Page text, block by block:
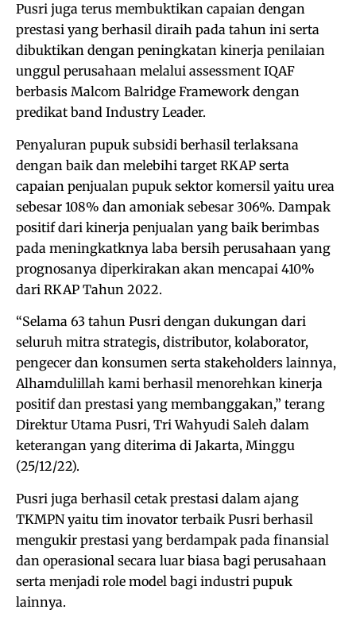
Pusri juga terus membuktikan capaian dengan
prestasi yang berhasil diraih pada tahun ini serta
dibuktikan dengan peningkatan kinerja penilaian
unggul perusahaan melalui assessment IQAF
berbasis Malcom Balridge Framework dengan
predikat band Industry Leader.
Penyaluran pupuk subsidi berhasil terlaksana
dengan baik dan melebihi target RKAP serta
capaian penjualan pupuk sektor komersil yaitu urea
sebesar 108% dan amoniak sebesar 306%. Dampak
positif dari kinerja penjualan yang baik berimbas
pada meningkatknya laba bersih perusahaan yang
prognosanya diperkirakan akan mencapai 410%
dari RKAP Tahun 2022.
“Selama 63 tahun Pusri dengan dukungan dari
seluruh mitra strategis, distributor, kolaborator,
pengecer dan konsumen serta stakeholders lainnya,
Alhamdulillah kami berhasil menorehkan kinerja
positif dan prestasi yang membanggakan,” terang
Direktur Utama Pusri, Tri Wahyudi Saleh dalam
keterangan yang diterima di Jakarta, Minggu
(25/12/22).
Pusri juga berhasil cetak prestasi dalam ajang
TKMPN yaitu tim inovator terbaik Pusri berhasil
mengukir prestasi yang berdampak pada finansial
dan operasional secara luar biasa bagi perusahaan
serta menjadi role model bagi industri pupuk
lainnya.